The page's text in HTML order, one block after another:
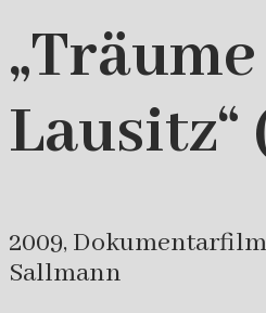
2009,
Sallmann